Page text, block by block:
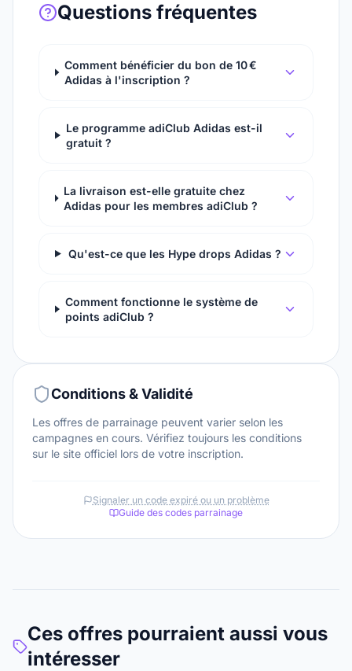
Questions fréquentes
Comment bénéficier du bon de 10 €
Adidas à l'inscription ?
Le programme adiClub Adidas est-il
gratuit ?
La livraison est-elle gratuite chez
Adidas pour les membres adiClub ?
Qu'est-ce que les Hype drops Adidas ?
Comment fonctionne le système de
points adiClub ?
Conditions & Validité
Les offres de parrainage peuvent varier selon les
campagnes en cours. Vérifiez toujours les conditions
sur le site officiel lors de votre inscription.
Signaler un code expiré ou un problème
Guide des codes parrainage
Ces offres pourraient aussi vous
intéresser